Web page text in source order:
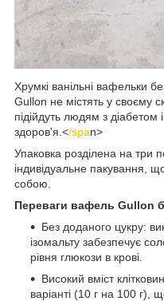
Хрумкі ванільні вафельки
Gullon не містять у своєму
підійдуть людям з діабетом
здоров'я.</span>
Упаковка розділена на три
індивідуальне пакування,
собою.
Переваги вафель Gullon
Без доданого цукру:
ізомальту забезпечує
рівня глюкози в крові.
Високий вміст
варіанті (10 г на 100